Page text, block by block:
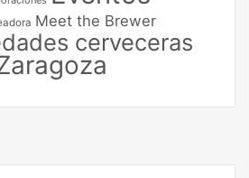
Meet the Brewer
cerveceras